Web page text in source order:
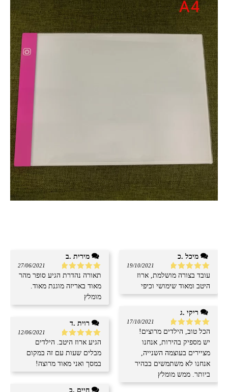
דורג5מתוך
5
19/10/2021
עובד בצורה מושלמת, ארוז
היטב ומאוד שימושי וכיפי
דורג5מתוך
5
17/10/2021
הכל טוב, הילדים מרוצים!
יש מספיק בהירות, אנחנו
מציירים בעוצמה השנייה,
אנחנו לא משתמשים בבהיר
ביותר. ממש מומלץ
דורג5 מתוך
5
27/06/2021
תאורה נהדרת הגיע סופר מהר
מאוד באריזה מוגנת מאוד.
מומלץ
דורג5מתוך
5
12/06/2021
הגיע ארוז היטב. הילדים
מבלים שעות עם זה במקום
במסך ואני מאוד מרוצה!